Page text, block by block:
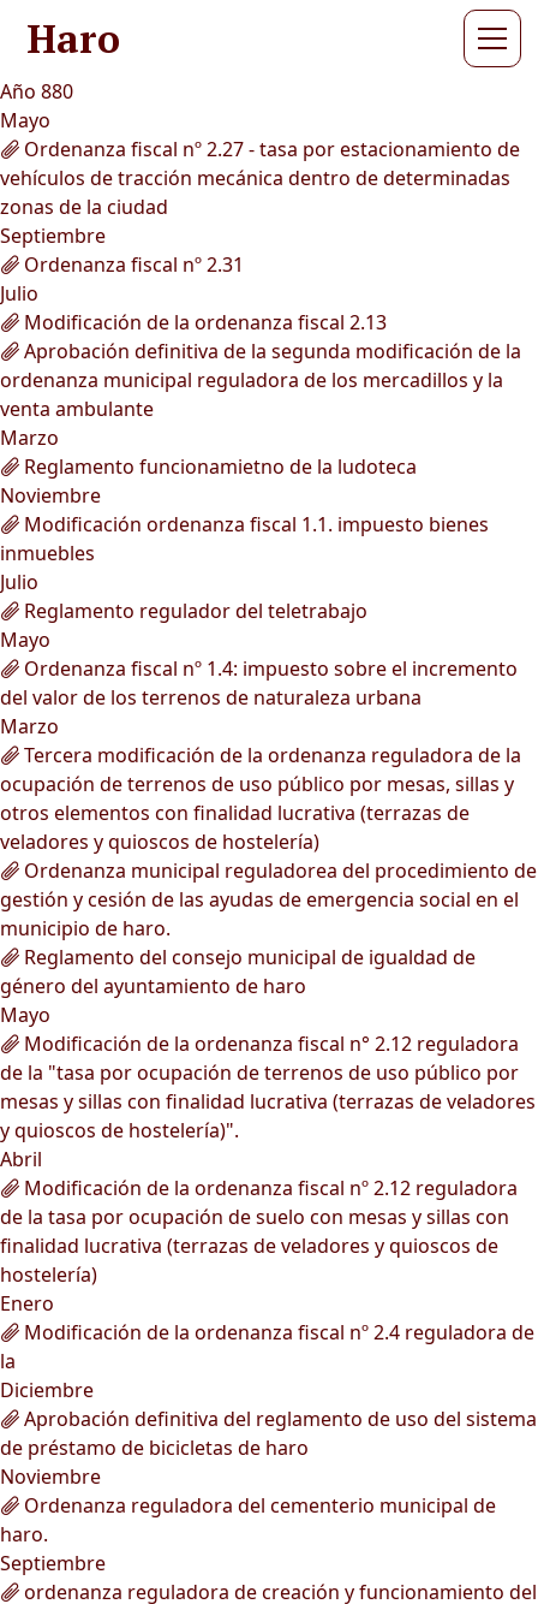
Haro
Año 880
Mayo
Ordenanza fiscal nº 2.27 - tasa por estacionamiento de
vehículos de tracción mecánica dentro de determinadas
zonas de la ciudad
Septiembre
Ordenanza fiscal nº 2.31
Julio
Modificación de la ordenanza fiscal 2.13
Aprobación definitiva de la segunda modificación de la
ordenanza municipal reguladora de los mercadillos y la
venta ambulante
Marzo
Reglamento funcionamietno de la ludoteca
Noviembre
Modificación ordenanza fiscal 1.1. impuesto bienes
inmuebles
Julio
Reglamento regulador del teletrabajo
Mayo
Ordenanza fiscal nº 1.4: impuesto sobre el incremento
del valor de los terrenos de naturaleza urbana
Marzo
Tercera modificación de la ordenanza reguladora de la
ocupación de terrenos de uso público por mesas, sillas y
otros elementos con finalidad lucrativa (terrazas de
veladores y quioscos de hostelería)
Ordenanza municipal reguladorea del procedimiento de
gestión y cesión de las ayudas de emergencia social en el
municipio de haro.
Reglamento del consejo municipal de igualdad de
género del ayuntamiento de haro
Mayo
Modificación de la ordenanza fiscal n° 2.12 reguladora
de la "tasa por ocupación de terrenos de uso público por
mesas y sillas con finalidad lucrativa (terrazas de veladores
y quioscos de hostelería)".
Abril
Modificación de la ordenanza fiscal nº 2.12 reguladora
de la tasa por ocupación de suelo con mesas y sillas con
finalidad lucrativa (terrazas de veladores y quioscos de
hostelería)
Enero
Modificación de la ordenanza fiscal nº 2.4 reguladora de
la
Diciembre
Aprobación definitiva del reglamento de uso del sistema
de préstamo de bicicletas de haro
Noviembre
Ordenanza reguladora del cementerio municipal de
haro.
Septiembre
ordenanza reguladora de creación y funcionamiento del